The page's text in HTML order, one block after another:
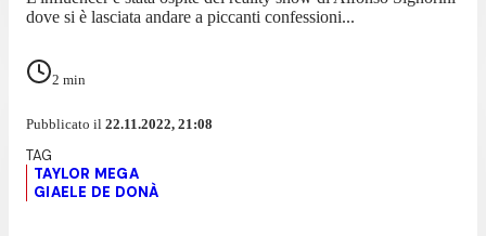
dove si è lasciata andare a piccanti confessioni...
2 min
Pubblicato il 22.11.2022, 21:08
TAYLOR MEGA
GIAELE DE DONÀ